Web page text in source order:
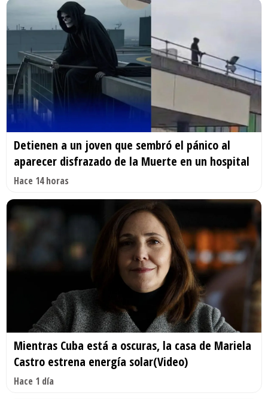
Detienen a un joven que sembró el pánico al
aparecer disfrazado de la Muerte en un hospital
Hace 14 horas
Mientras Cuba está a oscuras, la casa de Mariela
Castro estrena energía solar(Video)
Hace 1 día